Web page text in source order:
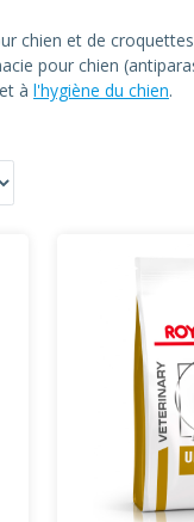
chien et de
pour chien
et à l'hygiène du chien.